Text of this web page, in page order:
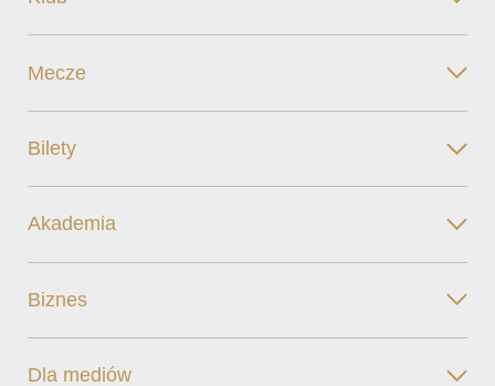
Mecze
Bilety
Akademia
Biznes
Dla mediów